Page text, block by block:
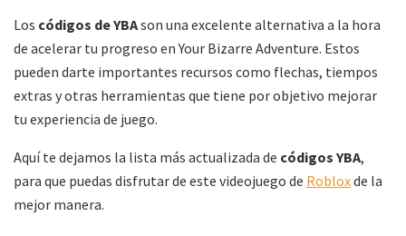
Los códigos de YBAson una excelente alternativa a la hora
de acelerar tu progreso en Your Bizarre Adventure. Estos
pueden darte importantes recursos como flechas, tiempos
extras y otras herramientas que tiene por objetivo mejorar
tu experiencia de juego.
Aquí te dejamos la lista más actualizada de códigos YBA,
para que puedas disfrutar de este videojuego de Robloxde la
mejor manera.